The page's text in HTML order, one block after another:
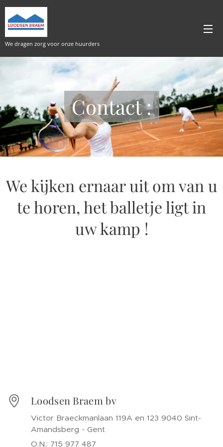
We dragen zorg voor onze huurders
Contact :
We kijken ernaar uit om van u
te horen, het balletje ligt in
uw kamp !
Loodsen Braem bv
Victor Braeckmanlaan 119A en 123 9040 Sint-
Amandsberg - Gent
O.N.: 715 977 487